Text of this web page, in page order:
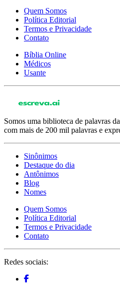
Quem Somos
Política Editorial
Termos e Privacidade
Contato
Bíblia Online
Médicos
Usante
Somos uma biblioteca de palavras
com mais de 200 mil palavras e
Sinônimos
Destaque do dia
Antônimos
Blog
Nomes
Quem Somos
Política Editorial
Termos e Privacidade
Contato
Redes sociais: